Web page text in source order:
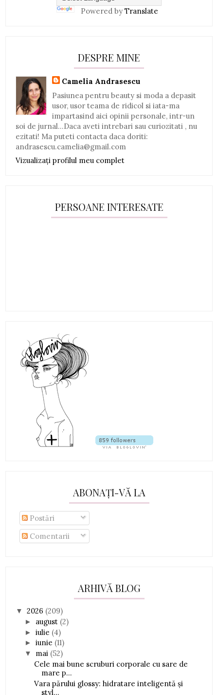
Powered by Translate
DESPRE MINE
Camelia Andrasescu
Pasiunea pentru beauty si moda a depasit
usor, usor teama de ridicol si iata-ma
impartasind aici opinii personale, intr-un
soi de jurnal...Daca aveti intrebari sau curiozitati , nu
ezitati! Ma puteti contacta daca doriti:
andrasescu.camelia@gmail.com
Vizualizați profilul meu complet
PERSOANE INTERESATE
ABONAȚI-VĂ LA
Postări
Comentarii
ARHIVĂ BLOG
▼2026 (209)
► august (2)
►iulie (4)
►iunie (11)
▼ mai (52)
Cele mai bune scruburi corporale cu sare de
mare p...
Vara părului glossy: hidratare inteligentă și
styl...